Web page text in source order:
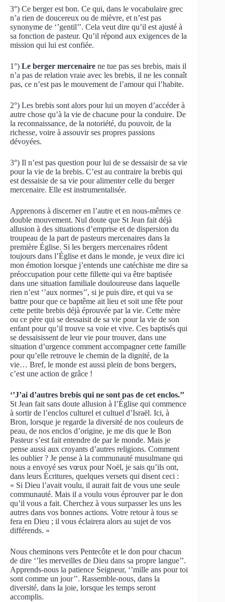
3°) Ce berger est bon. Ce qui, dans le vocabulaire grec
n’a rien de doucereux ou de mièvre, et n’est pas
synonyme de ‘’gentil’’. Cela veut dire qu’il est ajusté à
sa fonction de pasteur. Qu’il répond aux exigences de la
mission qui lui est confiée.
1°) Le berger mercenaire ne tue pas ses brebis, mais il
n’a pas de relation vraie avec les brebis, il ne les connaît
pas, ce n’est pas le mouvement de l’amour qui l’habite.
2°) Les brebis sont alors pour lui un moyen d’accéder à
autre chose qu’à la vie de chacune pour la conduire. De
la reconnaissance, de la notoriété, du pouvoir, de la
richesse, voire à assouvir ses propres passions
dévoyées.
3°) Il n’est pas question pour lui de se dessaisir de sa vie
pour la vie de la brebis. C’est au contraire la brebis qui
est dessaisie de sa vie pour alimenter celle du berger
mercenaire. Elle est instrumentalisée.
Apprenons à discerner en l’autre et en nous-mêmes ce
double mouvement. Nul doute que St Jean fait déjà
allusion à des situations d’emprise et de dispersion du
troupeau de la part de pasteurs mercenaires dans la
première Église. Si les bergers mercenaires rôdent
toujours dans l’Église et dans le monde, je veux dire ici
mon émotion lorsque j’entends une catéchiste me dire sa
préoccupation pour cette fillette qui va être baptisée
dans une situation familiale douloureuse dans laquelle
rien n’est ‘’aux normes’’, si je puis dire, et qui va se
battre pour que ce baptême ait lieu et soit une fête pour
cette petite brebis déjà éprouvée par la vie. Cette mère
ou ce père qui se dessaisit de sa vie pour la vie de son
enfant pour qu’il trouve sa voie et vive. Ces baptisés qui
se dessaisissent de leur vie pour trouver, dans une
situation d’urgence comment accompagner cette famille
pour qu’elle retrouve le chemin de la dignité, de la
vie… Bref, le monde est aussi plein de bons bergers,
c’est une action de grâce !
‘’J’ai d’autres brebis qui ne sont pas de cet enclos.’’
St Jean fait sans doute allusion à l’Église qui commence
à sortir de l’enclos culturel et cultuel d’Israël. Ici, à
Bron, lorsque je regarde la diversité de nos couleurs de
peau, de nos enclos d’origine, je me dis que le Bon
Pasteur s’est fait entendre de par le monde. Mais je
pense aussi aux croyants d’autres religions. Comment
les oublier ? Je pense à la communauté musulmane qui
nous a envoyé ses vœux pour Noël, je sais qu’ils ont,
dans leurs Écritures, quelques versets qui disent ceci :
« Si Dieu l’avait voulu, il aurait fait de vous une seule
communauté. Mais il a voulu vous éprouver par le don
qu’il vous a fait. Cherchez à vous surpasser les uns les
autres dans vos bonnes actions. Votre retour à tous se
fera en Dieu ; il vous éclairera alors au sujet de vos
différends. »
Nous cheminons vers Pentecôte et le don pour chacun
de dire ‘’les merveilles de Dieu dans sa propre langue’’.
Apprends-nous la patience Seigneur, ‘’mille ans pour toi
sont comme un jour’’. Rassemble-nous, dans la
diversité, dans la joie, lorsque les temps seront
accomplis.